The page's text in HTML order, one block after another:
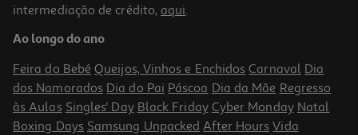
4.6
Tinteiro Hp T6n03ae#301 303 Xl Tri-Color
57.99 €/un
57,99 €
intermediação de crédito, aqui.
Ao longo do ano
Feira do Bebé Queijos, Vinhos e Enchidos Carnaval Dia
dos Namorados Dia do Pai Páscoa Dia da Mãe Regresso
às Aulas Singles' Day Black Friday Cyber Monday Natal
Boxing Days Samsung Unpacked After Hours Vida